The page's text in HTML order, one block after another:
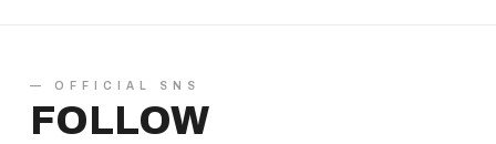
— OFFICIAL SNS
FOLLOW